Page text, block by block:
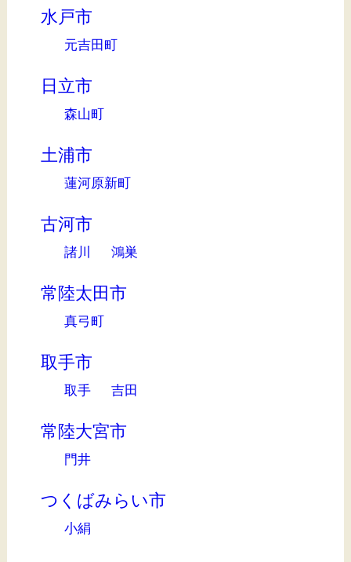
水戸市
元吉田町
日立市
森山町
土浦市
蓮河原新町
古河市
諸川 鴻巣
常陸太田市
真弓町
取手市
取手 吉田
常陸大宮市
門井
つくばみらい市
小絹